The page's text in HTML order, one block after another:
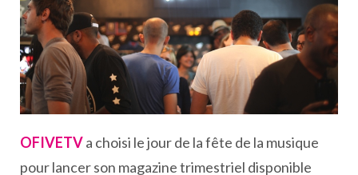
OFIVETVa choisi le jour de la fête de la musique
pour lancer son magazine trimestriel disponible